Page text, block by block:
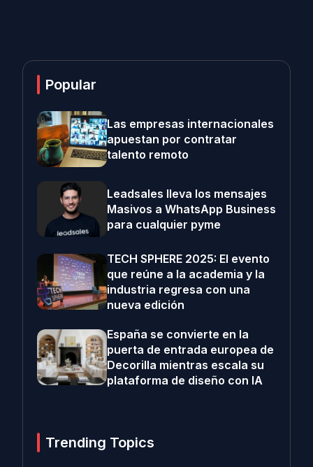
Popular
Las empresas internacionales
apuestan por contratar
talento remoto
Leadsales lleva los mensajes
Masivos a WhatsApp Business
para cualquier pyme
TECH SPHERE 2025: El evento
que reúne a la academia y la
industria regresa con una
nueva edición
España se convierte en la
puerta de entrada europea de
Decorilla mientras escala su
plataforma de diseño con IA
Trending Topics